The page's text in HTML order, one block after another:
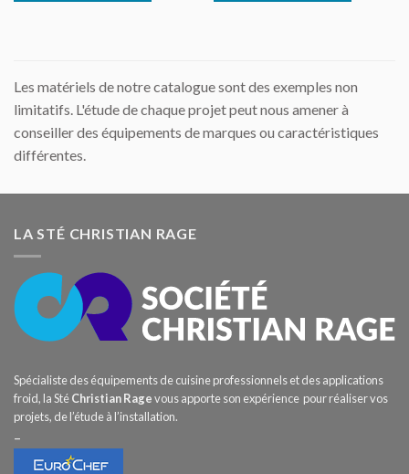
Les matériels de notre catalogue sont des exemples non
limitatifs. L'étude de chaque projet peut nous amener à
conseiller des équipements de marques ou caractéristiques
différentes.
LA STÉ CHRISTIAN RAGE
Spécialiste des équipements de cuisine professionnels et des applications
froid, la StéChristian Ragevous apporte son expérience pour réaliser vos
projets, de l’étude à l’installation.
–